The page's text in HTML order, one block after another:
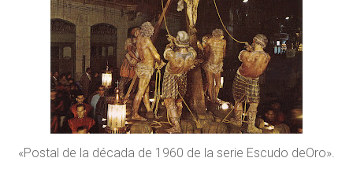
«Postal de la década de 1960 de la serie Escudo deOro».